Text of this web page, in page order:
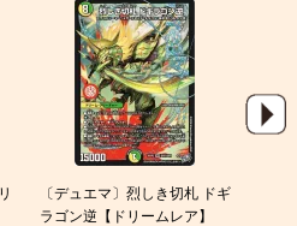
〔デュエマ〕烈しき切札 ドギ
ラゴン逆【ドリームレア】